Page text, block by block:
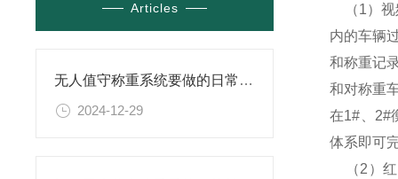
Articles
无人值守称重系统要做的日常维护
2024-12-29
（1）视
内的车辆
和称重记
和对称重
在1#、2#
体系即可
（2）红